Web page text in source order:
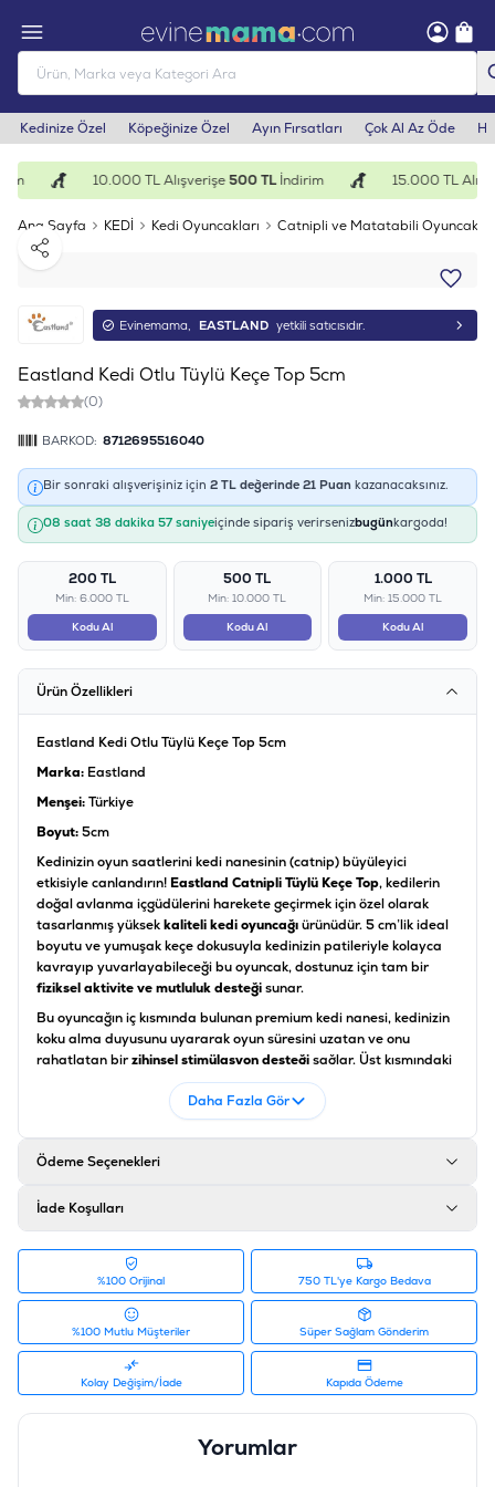
Kedinize Özel Köpeğinize Özel Ayın Fırsatları Çok Al Az Öde
10.000 TL Alışverişe500 TLİndirim 15.000 TL
Ana Sayfa KEDİ Kedi Oyuncakları
Catnipli ve Matatabili Oyuncaklar
Paylaş
Evinemama, EASTLAND yetkili satıcısıdır.
Eastland Kedi Otlu Tüylü Keçe Top 5cm
(0)
BARKOD: 8712695516040
Bir sonraki alışverişiniz için 2 TL değerinde 21 Puan kazanacaksınız.
08 saat 38 dakika 56 saniyeiçinde sipariş verirsenizbugünkargoda!
200 TL
Min: 6.000 TL
Kodu Al
500 TL
Min: 10.000 TL
Kodu Al
1.000 TL
Min: 15.000 TL
Kodu Al
Ürün Özellikleri
Eastland Kedi Otlu Tüylü Keçe Top 5cm
Marka: Eastland
Menşei:Türkiye
Boyut:5cm
Kedinizin oyun saatlerini kedi nanesinin (catnip) büyüleyici
etkisiyle canlandırın! Eastland Catnipli Tüylü Keçe Top, kedilerin
doğal avlanma içgüdülerini harekete geçirmek için özel olarak
tasarlanmış yüksekkaliteli kedi oyuncağıürünüdür. 5 cm’lik ideal
boyutu ve yumuşak keçe dokusuyla kedinizin patileriyle kolayca
kavrayıp yuvarlayabileceği bu oyuncak, dostunuz için tam bir
fiziksel aktivite ve mutluluk desteğisunar.
Bu oyuncağın iç kısmında bulunan premium kedi nanesi, kedinizin
koku alma duyusunu uyararak oyun süresini uzatan ve onu
rahatlatan birzihinsel stimülasyon desteğisağlar. Üst kısmındaki
renkli tüy eklentileri, her yuvarlanma hareketinde kedinizin görsel
dikkatini çekerek kovalama içgüdüsünü tetikler.
, evde yalnız kalan kedilerde can sıkıntısını gideren,
mobilyalara olan ilgiyi oyuncağa yönlendiren
Ürün Özellikleri
Ürün Tipi Kedi Naneli ve Tüylü Avcılık Topu
Boyut 5 cm Çap (Her Irk İçin Uygun)
Malzeme Doğal Keçe Doku ve Yumuşak Kuş Tüyleri
Yüksek Kaliteli Kurutulmuş Catnip (Kedi Nanesi)
Daha Fazla Gör
Ödeme Seçenekleri
İade Koşulları
%100 Orijinal 750 TL'ye Kargo Bedava
%100 Mutlu Müşteriler Süper Sağlam Gönderim
Kolay Değişim/İade Kapıda Ödeme
Yorumlar